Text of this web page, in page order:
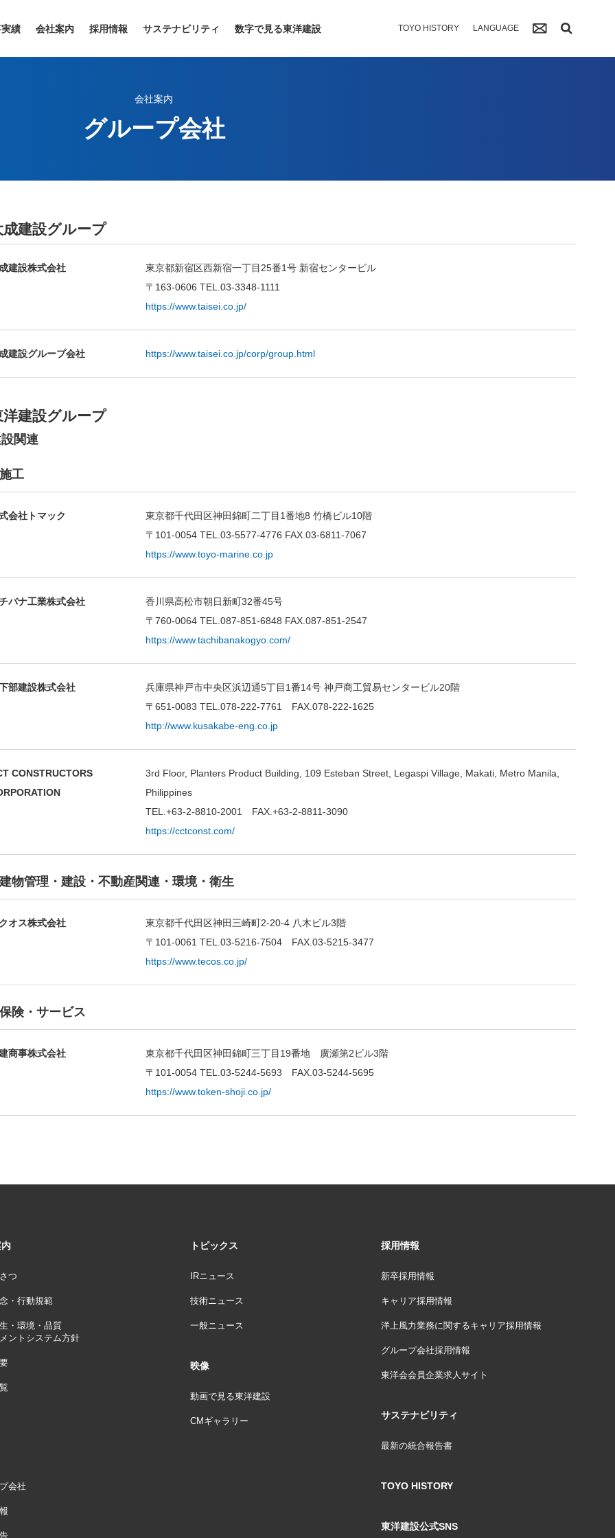
績 会社案内 採用情報 サステナビリティ 数字で見る東洋建設 TOYO HISTORY LANGUAGE
会社案内
グループ会社
成建設グループ
建設株式会社
東京都新宿区西新宿一丁目25番1号 新宿センタービル
〒163-0606 TEL.03-3348-1111
https://www.taisei.co.jp/
建設グループ会社 https://www.taisei.co.jp/corp/group.html
洋建設グループ
関連
施工
会社トマック
東京都千代田区神田錦町二丁目1番地8 竹橋ビル10階
〒101-0054 TEL.03-5577-4776 FAX.03-6811-7067
https://www.toyo-marine.co.jp
バナ工業株式会社
香川県高松市朝日新町32番45号
〒760-0064 TEL.087-851-6848 FAX.087-851-2547
https://www.tachibanakogyo.com/
部建設株式会社
兵庫県神戸市中央区浜辺通5丁目1番14号 神戸商工貿易センタービル20階
〒651-0083 TEL.078-222-7761 FAX.078-222-1625
http://www.kusakabe-eng.co.jp
CONSTRUCTORS
3rd Floor, Planters Product Building, 109 Esteban Street, Legaspi Village, Makati, Metro Manila,
Philippines
TEL.+63-2-8810-2001 FAX.+63-2-8811-3090
https://cctconst.com/
建物管理・建設・不動産関連・環境・衛生
オス株式会社
東京都千代田区神田三崎町2-20-4 八木ビル3階
〒101-0061 TEL.03-5216-7504 FAX.03-5215-3477
https://www.tecos.co.jp/
保険・サービス
商事株式会社
東京都千代田区神田錦町三丁目19番地 廣瀬第2ビル3階
〒101-0054 TEL.03-5244-5693 FAX.03-5244-5695
https://www.token-shoji.co.jp/
つ
・行動規範
・環境・品質
ントシステム方針
会社
トピックス
IRニュース
技術ニュース
一般ニュース
映像
動画で見る東洋建設
CMギャラリー
採用情報
新卒採用情報
キャリア採用情報
洋上風力業務に関するキャリア採用情報
グループ会社採用情報
東洋会会員企業求人サイト
サステナビリティ
最新の統合報告書
TOYO HISTORY
東洋建設公式SNS